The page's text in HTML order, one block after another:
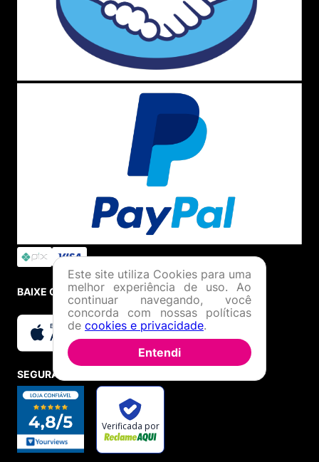
BAIXE O APP
SEGURANÇA E CREDIBILIDADE
Este site utiliza Cookies para uma
melhor experiência de uso. Ao
continuar navegando, você
concorda com nossas políticas
de cookies e privacidade.
Entendi